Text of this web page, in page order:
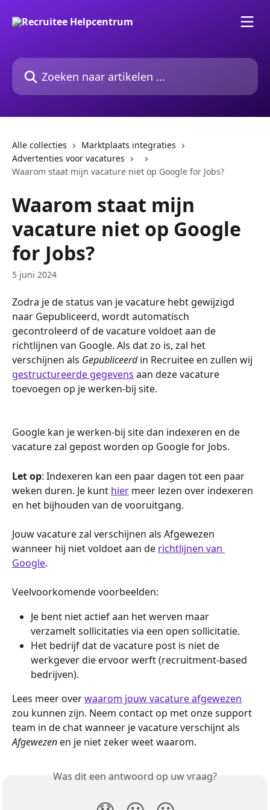
Zoeken naar artikelen ...
Alle collecties
Marktplaats integraties
Advertenties voor vacatures
Waarom staat mijn vacature niet op Google for Jobs?
Waarom staat mijn
vacature niet op Google
for Jobs?
5 juni 2024
Zodra je de status van je vacature hebt gewijzigd
naar Gepubliceerd, wordt automatisch
gecontroleerd of de vacature voldoet aan de
richtlijnen van Google. Als dat zo is, zal het
verschijnen als Gepubliceerd in Recruitee en zullen wij
gestructureerde gegevens aan deze vacature
toevoegen op je werken-bij site.
Google kan je werken-bij site dan indexeren en de
vacature zal gepost worden op Google for Jobs.
Let op: Indexeren kan een paar dagen tot een paar
weken duren. Je kunt hier meer lezen over indexeren
en het bijhouden van de vooruitgang.
Jouw vacature zal verschijnen als Afgewezen
wanneer hij niet voldoet aan de richtlijnen van
Google.
Veelvoorkomende voorbeelden:
Je bent niet actief aan het werven maar
verzamelt sollicitaties via een open sollicitatie.
Het bedrijf dat de vacature post is niet de
werkgever die ervoor werft (recruitment-based
bedrijven).
Lees meer over waarom jouw vacature afgewezen
zou kunnen zijn. Neem contact op met onze support
team in de chat wanneer je vacature verschijnt als
Afgewezen en je niet zeker weet waarom.
Was dit een antwoord op uw vraag?